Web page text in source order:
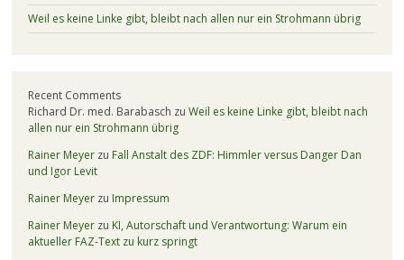
Weil es keine Linke gibt, bleibt nach allen nur ein Strohmann übrig
Recent Comments
Richard Dr. med. Barabasch zu Weil es keine Linke gibt, bleibt nach
allen nur ein Strohmann übrig
Rainer Meyerzu Fall Anstalt des ZDF: Himmler versus Danger Dan
und Igor Levit
Rainer Meyerzu Impressum
Rainer Meyerzu KI, Autorschaft und Verantwortung: Warum ein
aktueller FAZ-Text zu kurz springt